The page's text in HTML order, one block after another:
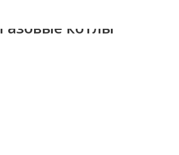
Газовые котлы